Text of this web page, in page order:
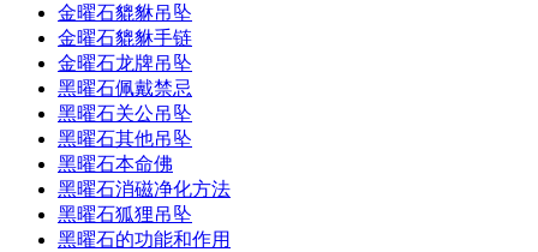
金曜石貔貅吊坠
金曜石貔貅手链
金曜石龙牌吊坠
黑曜石佩戴禁忌
黑曜石关公吊坠
黑曜石其他吊坠
黑曜石本命佛
黑曜石消磁净化方法
黑曜石狐狸吊坠
黑曜石的功能和作用